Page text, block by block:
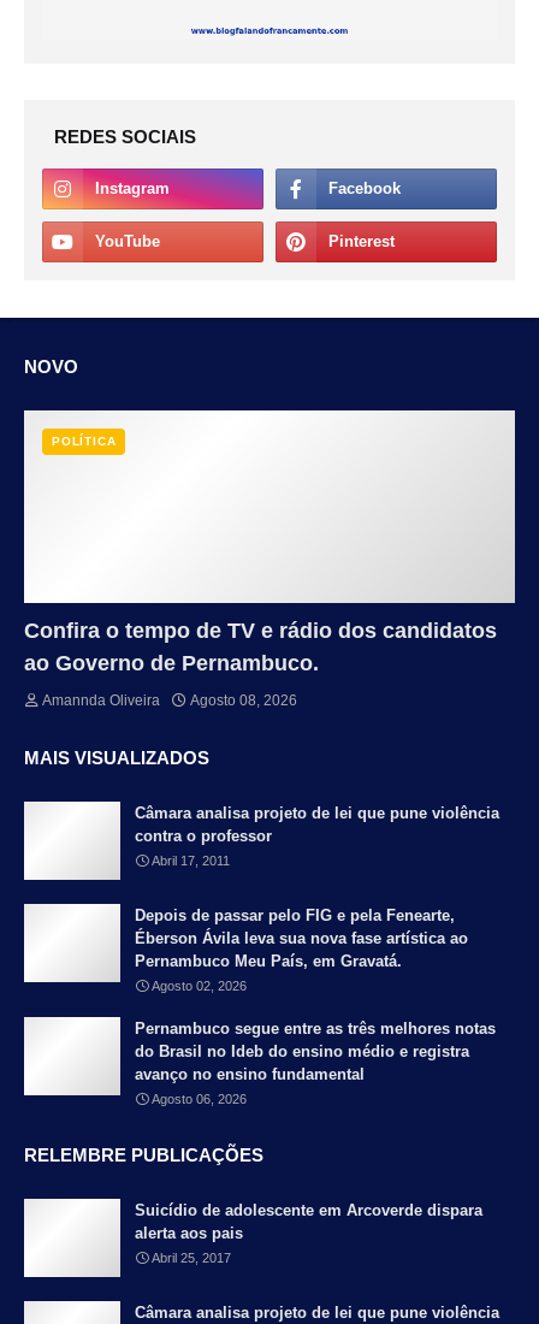
REDES SOCIAIS
NOVO
POLÍTICA
Confira o tempo de TV e rádio dos candidatos
ao Governo de Pernambuco.
Amannda Oliveira Agosto 08, 2026
MAIS VISUALIZADOS
Câmara analisa projeto de lei que pune violência
contra o professor
Abril 17, 2011
Depois de passar pelo FIG e pela Fenearte,
Éberson Ávila leva sua nova fase artística ao
Pernambuco Meu País, em Gravatá.
Agosto 02, 2026
Pernambuco segue entre as três melhores notas
do Brasil no Ideb do ensino médio e registra
avanço no ensino fundamental
Agosto 06, 2026
RELEMBRE PUBLICAÇÕES
Suicídio de adolescente em Arcoverde dispara
alerta aos pais
Abril 25, 2017
Câmara analisa projeto de lei que pune violência